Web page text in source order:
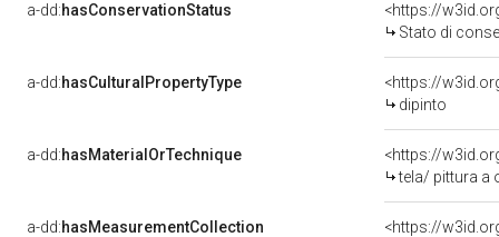
a-dd:hasConservationStatus
<https://
Stato di
a-dd:hasCulturalPropertyType
<https://
dipinto
a-dd:hasMaterialOrTechnique
<https://
tela/ pittura a
a-dd:hasMeasurementCollection
<https://